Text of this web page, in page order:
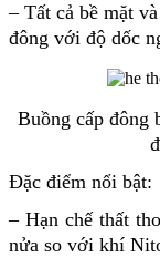
– Tất cả bề mặt
đông với độ dốc
Buồng cấp đông
Đặc điểm nổi bật:
– Hạn chế thất
nửa so với khí